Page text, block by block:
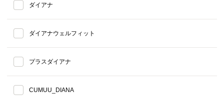
ダイアナ
ダイアナウェルフィット
プラスダイアナ
CUMUU_DIANA